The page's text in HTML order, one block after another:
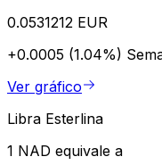
0.0531212 EUR
+0.0005 (1.04%)
Ver gráfico
Libra Esterlina
1 NAD equivale a